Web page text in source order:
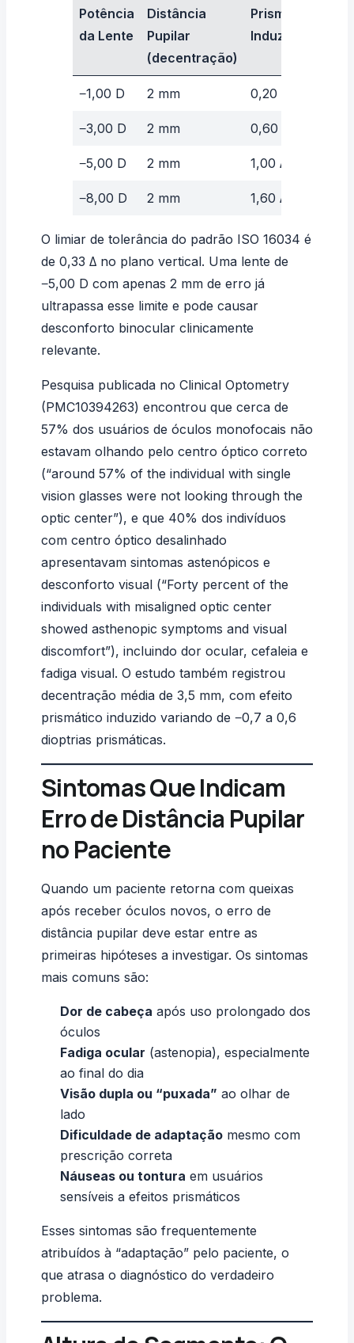
Potência
da Lente
Distância
Pupilar
(decentração)
Prisma
Induzido
−1,00 D 2 mm 0,20 Δ
−3,00 D 2 mm 0,60 Δ
−5,00 D 2 mm 1,00 Δ
−8,00 D 2 mm 1,60 Δ
O limiar de tolerância do padrão ISO 16034 é
de 0,33 Δ no plano vertical. Uma lente de
−5,00 D com apenas 2 mm de erro já
ultrapassa esse limite e pode causar
desconforto binocular clinicamente
relevante.
Pesquisa publicada no Clinical Optometry
(PMC10394263) encontrou que cerca de
57% dos usuários de óculos monofocais não
estavam olhando pelo centro óptico correto
(“around 57% of the individual with single
vision glasses were not looking through the
optic center”), e que 40% dos indivíduos
com centro óptico desalinhado
apresentavam sintomas astenópicos e
desconforto visual (“Forty percent of the
individuals with misaligned optic center
showed asthenopic symptoms and visual
discomfort”), incluindo dor ocular, cefaleia e
fadiga visual. O estudo também registrou
decentração média de 3,5 mm, com efeito
prismático induzido variando de −0,7 a 0,6
dioptrias prismáticas.
Sintomas Que Indicam
Erro de Distância Pupilar
no Paciente
Quando um paciente retorna com queixas
após receber óculos novos, o erro de
distância pupilar deve estar entre as
primeiras hipóteses a investigar. Os sintomas
mais comuns são:
Dor de cabeça após uso prolongado dos
óculos
Fadiga ocular (astenopia), especialmente
ao final do dia
Visão dupla ou “puxada” ao olhar de
lado
Dificuldade de adaptação mesmo com
prescrição correta
Náuseas ou tontura em usuários
sensíveis a efeitos prismáticos
Esses sintomas são frequentemente
atribuídos à “adaptação” pelo paciente, o
que atrasa o diagnóstico do verdadeiro
problema.